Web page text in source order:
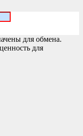
для обмена.
для